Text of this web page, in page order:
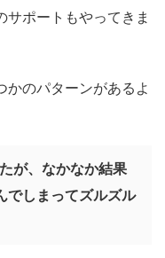
ポートもやってきま
かのパターンがあるよ
が、なかなか結果
でしまってズルズル